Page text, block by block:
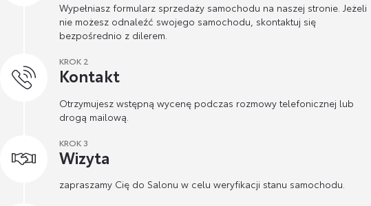
Wypełniasz formularz sprzedaży samochodu na naszej stronie. Jeżeli
nie możesz odnaleźć swojego samochodu, skontaktuj się
bezpośrednio z dilerem.
KROK 2
Kontakt
Otrzymujesz wstępną wycenę podczas rozmowy telefonicznej lub
drogą mailową.
KROK 3
Wizyta
zapraszamy Cię do Salonu w celu weryfikacji stanu samochodu.